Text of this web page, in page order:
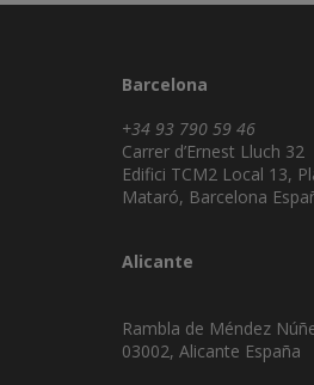
Barcelona
+34 93 790 59 46
Carrer d’Ernest Lluch 32
Edifici TCM2 Local 13,
Mataró, Barcelona
Alicante
Rambla de Méndez
03002, Alicante España